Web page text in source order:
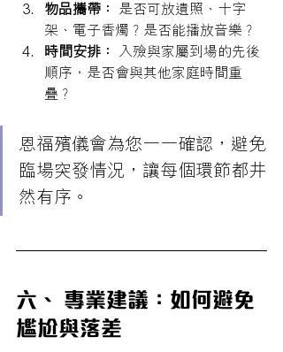
物品攜帶：
是否可放遺照、十字
架、電子香燭？是否能播放音樂？
時間安排：
入殮與家屬到場的先後
順序，是否會與其他家庭時間重
疊？
恩福殯儀會為您一一確認，避免
臨場突發情況，讓每個環節都井
然有序。
六、 專業建議：如何避免
尷尬與落差